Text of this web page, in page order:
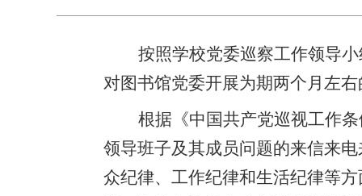
按照学校党委巡察工作领导
对图书馆党委开展为期两个月左
根据《中国共产党巡视工作
领导班子及其成员问题的来信来
众纪律、工作纪律和生活纪律等